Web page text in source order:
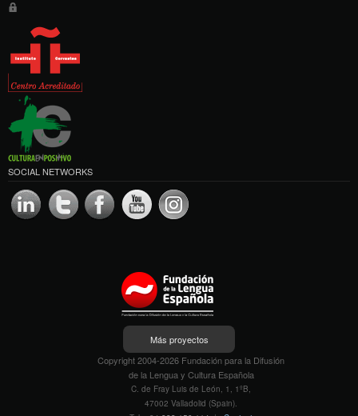
SOCIAL NETWORKS
Más proyectos
Copyright 2004-2026 Fundación para la Difusión
de la Lengua y Cultura Española
C. de Fray Luis de León, 1, 1ºB,
47002 Valladolid (Spain).